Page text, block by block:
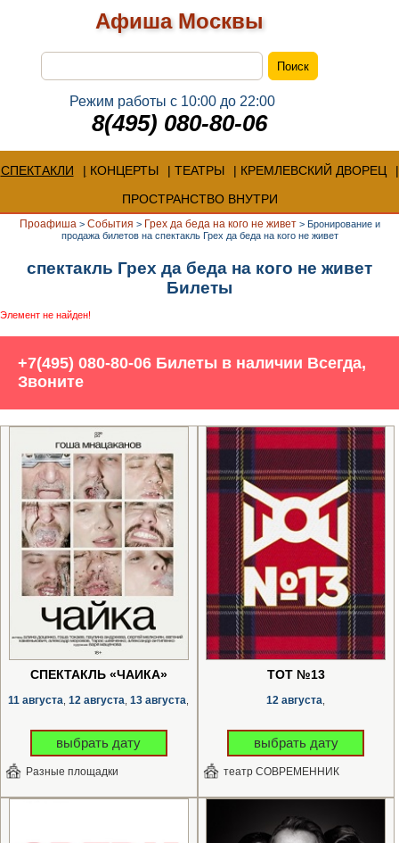
Афиша Москвы
Режим работы с 10:00 до 22:00
8(495) 080-80-06
СПЕКТАКЛИ КОНЦЕРТЫ ТЕАТРЫ
КРЕМЛЕВСКИЙ ДВОРЕЦ
ПРОСТРАНСТВО ВНУТРИ
Проафиша > События > Грех да беда на кого не живет> Бронирование и
продажа билетов на спектакль Грех да беда на кого не живет
спектакль Грех да беда на кого не живет
Билеты
Элемент не найден!
+7(495) 080-80-06 Билеты в наличии Всегда,
Звоните
СПЕКТАКЛЬ «ЧАЙКА»
11 августа 12 августа 13 августа
выбрать дату
Разные площадки
ТОТ №13
12 августа
выбрать дату
театр СОВРЕМЕННИК